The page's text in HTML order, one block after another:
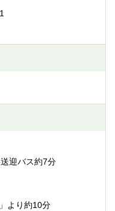
迎バス約7分
より約10分